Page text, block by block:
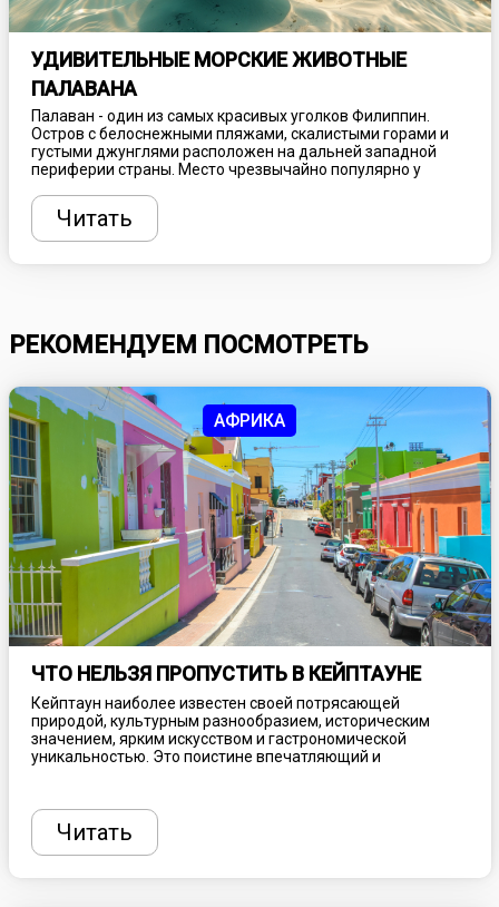
УДИВИТЕЛЬНЫЕ МОРСКИЕ ЖИВОТНЫЕ
ПАЛАВАНА
Палаван - один из самых красивых уголков Филиппин.
Остров с белоснежными пляжами, скалистыми горами и
густыми джунглями расположен на дальней западной
периферии страны. Место чрезвычайно популярно у
занятий, включая треккинг, исследование пещер,
знакомство с бытом местных племен и многое другое. Но
отдельная гордость Палавана - удивительный подводный
Читать
РЕКОМЕНДУЕМ ПОСМОТРЕТЬ
АФРИКА
ЧТО НЕЛЬЗЯ ПРОПУСТИТЬ В КЕЙПТАУНЕ
Кейптаун наиболее известен своей потрясающей
природой, культурным разнообразием, историческим
значением, ярким искусством и гастрономической
уникальностью. Это поистине впечатляющий и
некоторые факторы, включая климатические нюансы,
чтобы местная погода не разочаровала, а также учесть
вопрос безопасности, как и при любом другом
посещении столицы Южно-Африканской Республики.
Читать